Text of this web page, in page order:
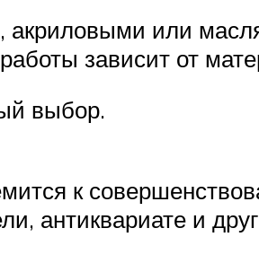
акриловыми или
зависит от
выбор.
к
антиквариате и